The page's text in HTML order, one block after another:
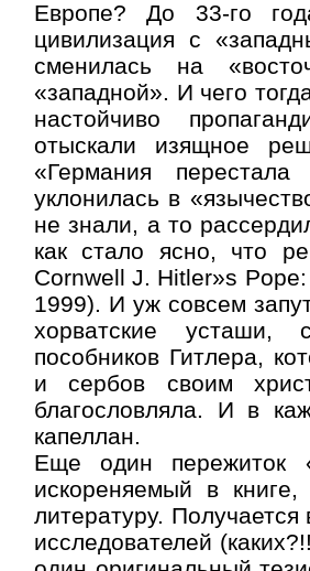
Европе? До 33-го
цивилизация с
сменилась на
«западной». И чего
настойчиво
отыскали изящное
«Германия
уклонилась в
не знали, а то
как стало ясно, что
Cornwell J. Hitler»s
1999). И уж совсем
хорватские
пособников Гитлера,
и сербов своим
благословляла. И в
капеллан.
Еще один пережиток
искореняемый в
литературу.
исследователей